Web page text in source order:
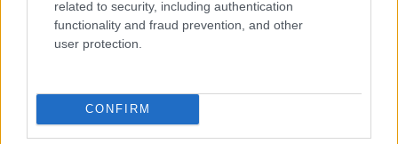
related to security, including authentication
functionality and fraud prevention, and other
user protection.
CONFIRM